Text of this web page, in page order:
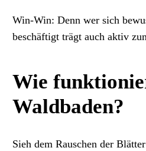
Win-Win: Denn wer sich
beschäftigt trägt auch aktiv
Wie
Waldbaden?
Sieh dem Rauschen der